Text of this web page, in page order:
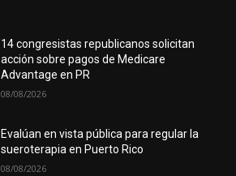
14 congresistas republicanos solicitan
acción sobre pagos de Medicare
Advantage en PR
08/08/2026
Evalúan en vista pública para regular la
sueroterapia en Puerto Rico
08/08/2026